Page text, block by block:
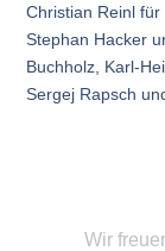
Christian Reinl
Stephan Hacker
Buchholz, Karl-
Sergej Rapsch
Wir